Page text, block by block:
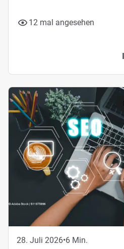
12 mal angesehen
28. Juli 2026•6 Min.